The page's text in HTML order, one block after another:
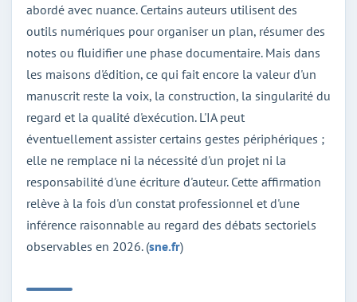
abordé avec nuance. Certains auteurs utilisent des
outils numériques pour organiser un plan, résumer des
notes ou fluidifier une phase documentaire. Mais dans
les maisons d'édition, ce qui fait encore la valeur d'un
manuscrit reste la voix, la construction, la singularité du
regard et la qualité d'exécution. L'IA peut
éventuellement assister certains gestes périphériques ;
elle ne remplace ni la nécessité d'un projet ni la
responsabilité d'une écriture d'auteur. Cette affirmation
relève à la fois d'un constat professionnel et d'une
inférence raisonnable au regard des débats sectoriels
observables en 2026. (sne.fr)